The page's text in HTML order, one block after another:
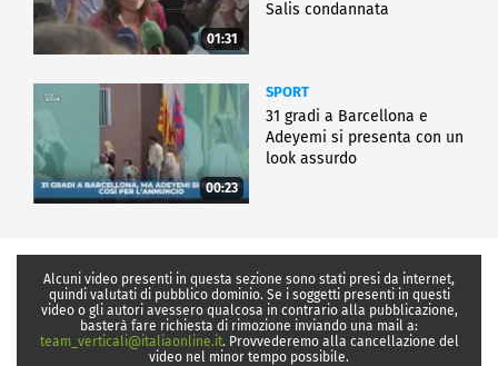
01:31
Salis condannata
00:23
SPORT
31 gradi a Barcellona e
Adeyemi si presenta con un
look assurdo
Alcuni video presenti in questa sezione sono stati presi da internet,
quindi valutati di pubblico dominio. Se i soggetti presenti in questi
video o gli autori avessero qualcosa in contrario alla pubblicazione,
basterà fare richiesta di rimozione inviando una mail a:
team_verticali@italiaonline.it. Provvederemo alla cancellazione del
video nel minor tempo possibile.